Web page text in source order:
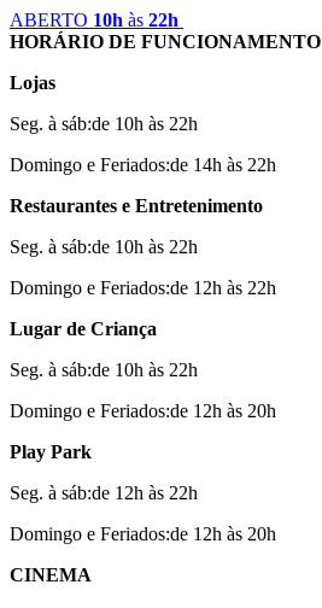
ABERTO 10h às 22h
HORÁRIO DE FUNCIONAMENTO
Lojas
Seg. à sáb:de 10h às 22h
Domingo e Feriados:de 14h às 22h
Restaurantes e Entretenimento
Seg. à sáb:de 10h às 22h
Domingo e Feriados:de 12h às 22h
Lugar de Criança
Seg. à sáb:de 10h às 22h
Domingo e Feriados:de 12h às 20h
Play Park
Seg. à sáb:de 12h às 22h
Domingo e Feriados:de 12h às 20h
CINEMA